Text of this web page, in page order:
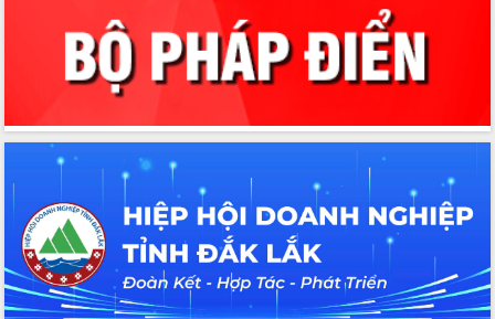
Xã Ea Phê gắn cải cách hành chính với
chuyển đổi số
Phó Chủ tịch Thường trực UBND tỉnh
Hồ Thị Nguyên Thảo làm việc tại Trung
Phê
Xây dựng nền hành chính số đồng
hành cùng nông dân dân, doanh nghiệp
Giai đoạn 2026-2030, Đắk Lắk phấn
đấu có 77% xã đạt chuẩn nông thôn
mới
Chuyển đổi số 'mở đường' cho nông
nghiệp Đắk Lắk tăng trưởng bứt phá